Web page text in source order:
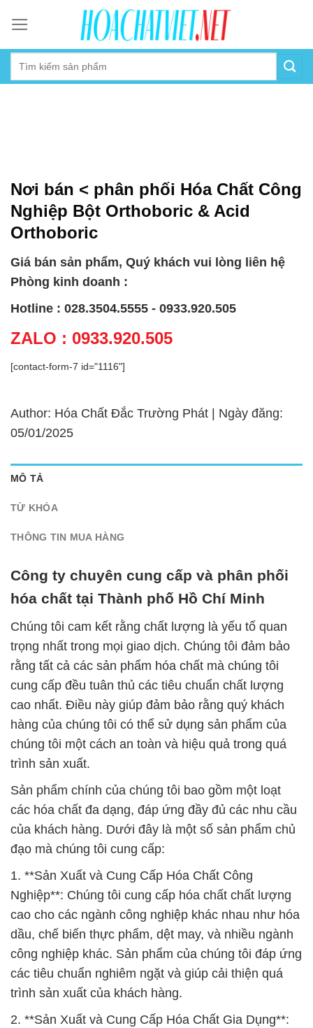
content
Nơi bán < phân phối Hóa Chất Công
Nghiệp Bột Orthoboric & Acid
Orthoboric
Giá bán sản phẩm, Quý khách vui lòng liên hệ
Phòng kinh doanh :
Hotline : 028.3504.5555 - 0933.920.505
ZALO : 0933.920.505
[contact-form-7 id="1116"]
Author: Hóa Chất Đắc Trường Phát | Ngày đăng:
05/01/2025
MÔ TẢ
TỪ KHÓA
THÔNG TIN MUA HÀNG
Công ty chuyên cung cấp và phân phối
hóa chất tại Thành phố Hồ Chí Minh
Chúng tôi cam kết rằng chất lượng là yếu tố quan
trọng nhất trong mọi giao dịch. Chúng tôi đảm bảo
rằng tất cả các sản phẩm hóa chất mà chúng tôi
cung cấp đều tuân thủ các tiêu chuẩn chất lượng
cao nhất. Điều này giúp đảm bảo rằng quý khách
hàng của chúng tôi có thể sử dụng sản phẩm của
chúng tôi một cách an toàn và hiệu quả trong quá
trình sản xuất.
Sản phẩm chính của chúng tôi bao gồm một loạt
các hóa chất đa dạng, đáp ứng đầy đủ các nhu cầu
của khách hàng. Dưới đây là một số sản phẩm chủ
đạo mà chúng tôi cung cấp:
1. **Sản Xuất và Cung Cấp Hóa Chất Công
Nghiệp**: Chúng tôi cung cấp hóa chất chất lượng
cao cho các ngành công nghiệp khác nhau như hóa
dầu, chế biến thực phẩm, dệt may, và nhiều ngành
công nghiệp khác. Sản phẩm của chúng tôi đáp ứng
các tiêu chuẩn nghiêm ngặt và giúp cải thiện quá
trình sản xuất của khách hàng.
2. **Sản Xuất và Cung Cấp Hóa Chất Gia Dụng**: